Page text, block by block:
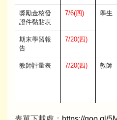
獎勵金核發
證件黏貼表
7/6(四) 學生
期末學習報
告
7/20(四)
教師評量表 7/20(四) 教師